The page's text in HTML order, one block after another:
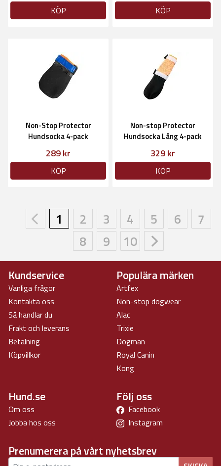
KÖP KÖP
Non-Stop Protector
Hundsocka 4-pack
289 kr
KÖP
Non-stop Protector
Hundsocka Lång 4-pack
329 kr
KÖP
1 2 3 4 5 6
7
8
9 10
Kundservice
Vanliga frågor
Kontakta oss
Så handlar du
Frakt och leverans
Betalning
Köpvillkor
Populära märken
Artfex
Non-stop dogwear
Alac
Trixie
Dogman
Royal Canin
Kong
Hund.se
Om oss
Jobba hos oss
Följ oss
Facebook
Instagram
Prenumerera på vårt nyhetsbrev